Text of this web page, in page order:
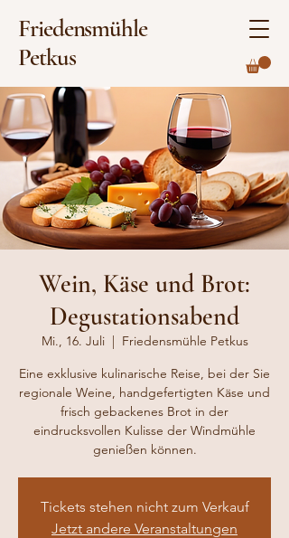
Friedensmühle
Petkus
Wein, Käse und Brot:
Degustationsabend
Mi., 16. Juli
  |
Friedensmühle Petkus
Eine exklusive kulinarische Reise, bei der Sie
regionale Weine, handgefertigten Käse und
frisch gebackenes Brot in der
eindrucksvollen Kulisse der Windmühle
genießen können.
Tickets stehen nicht zum Verkauf
Jetzt andere Veranstaltungen